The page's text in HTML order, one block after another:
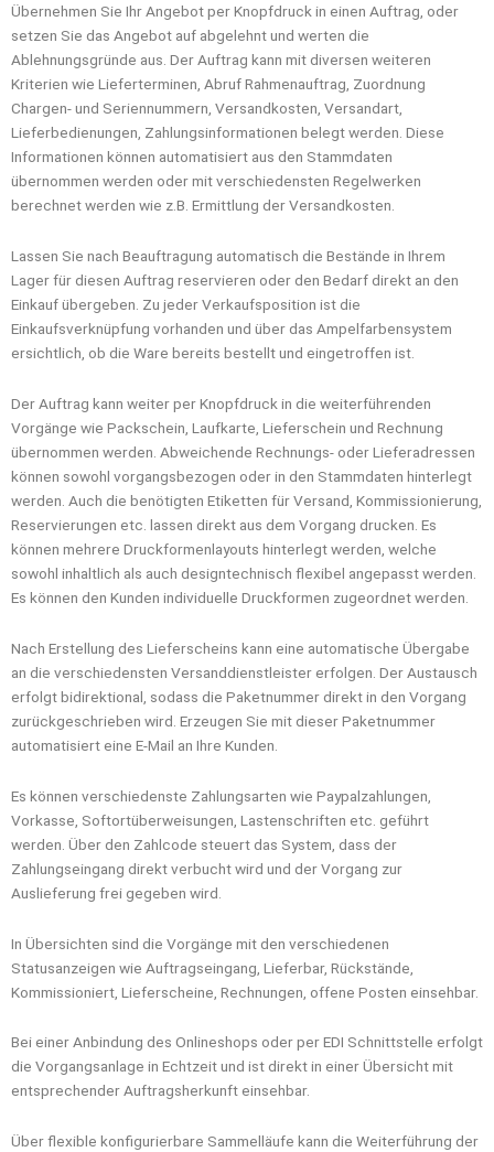
Übernehmen Sie Ihr Angebot per Knopfdruck in einen Auftrag, oder
setzen Sie das Angebot auf abgelehnt und werten die
Ablehnungsgründe aus. Der Auftrag kann mit diversen weiteren
Kriterien wie Lieferterminen, Abruf Rahmenauftrag, Zuordnung
Chargen- und Seriennummern, Versandkosten, Versandart,
Lieferbedienungen, Zahlungsinformationen belegt werden. Diese
Informationen können automatisiert aus den Stammdaten
übernommen werden oder mit verschiedensten Regelwerken
berechnet werden wie z.B. Ermittlung der Versandkosten.
Lassen Sie nach Beauftragung automatisch die Bestände in Ihrem
Lager für diesen Auftrag reservieren oder den Bedarf direkt an den
Einkauf übergeben. Zu jeder Verkaufsposition ist die
Einkaufsverknüpfung vorhanden und über das Ampelfarbensystem
ersichtlich, ob die Ware bereits bestellt und eingetroffen ist.
Der Auftrag kann weiter per Knopfdruck in die weiterführenden
Vorgänge wie Packschein, Laufkarte, Lieferschein und Rechnung
übernommen werden. Abweichende Rechnungs- oder Lieferadressen
können sowohl vorgangsbezogen oder in den Stammdaten hinterlegt
werden. Auch die benötigten Etiketten für Versand, Kommissionierung,
Reservierungen etc. lassen direkt aus dem Vorgang drucken. Es
können mehrere Druckformenlayouts hinterlegt werden, welche
sowohl inhaltlich als auch designtechnisch flexibel angepasst werden.
Es können den Kunden individuelle Druckformen zugeordnet werden.
Nach Erstellung des Lieferscheins kann eine automatische Übergabe
an die verschiedensten Versanddienstleister erfolgen. Der Austausch
erfolgt bidirektional, sodass die Paketnummer direkt in den Vorgang
zurückgeschrieben wird. Erzeugen Sie mit dieser Paketnummer
automatisiert eine E-Mail an Ihre Kunden.
Es können verschiedenste Zahlungsarten wie Paypalzahlungen,
Vorkasse, Softortüberweisungen, Lastenschriften etc. geführt
werden. Über den Zahlcode steuert das System, dass der
Zahlungseingang direkt verbucht wird und der Vorgang zur
Auslieferung frei gegeben wird.
In Übersichten sind die Vorgänge mit den verschiedenen
Statusanzeigen wie Auftragseingang, Lieferbar, Rückstände,
Kommissioniert, Lieferscheine, Rechnungen, offene Posten einsehbar.
Bei einer Anbindung des Onlineshops oder per EDI Schnittstelle erfolgt
die Vorgangsanlage in Echtzeit und ist direkt in einer Übersicht mit
entsprechender Auftragsherkunft einsehbar.
Über flexible konfigurierbare Sammelläufe kann die Weiterführung der